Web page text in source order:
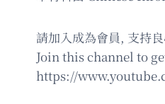
請加入成為會員, 支持
Join this channel to
https://